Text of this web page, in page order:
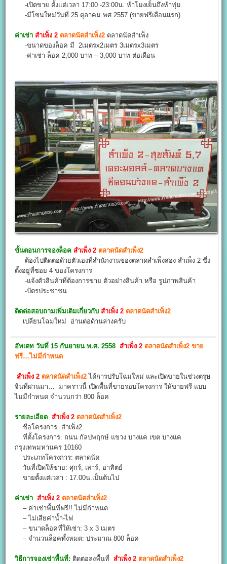
-เปิดขาย ตั้งแต่เวลา 17:00 -23:00น. ห้าโมงเย็นถึงห้าทุ่ม
-มีโซนใหม่วันที่ 25 ตุลาคม พศ.2557 (ขายฟรีเดือนแรก)
ค่าเช่า สำเพ็ง 2 ตลาดนัดสำเพ็ง2 ตลาดนัดสำเพ็ง
-ขนาดของล็อค มี 2เมตรx2เมตร 3เมตรx3เมตร
-ค่าเช่า ล็อค 2,000 บาท – 3,000 บาท ต่อเดือน
ขั้นตอนการจองล็อค สำเพ็ง 2 ตลาดนัดสำเพ็ง2
ต้องไปติดต่อด้วยตัวเองที่สำนักงานของตลาดสำเพ็งสอง สำเพ็ง 2 ซึ่ง
ตั้งอยู่ที่ซอย 4 ของโครงการ
-แจ้งตัวสินค้าที่ต้องการขาย ตัวอย่างสินค้า หรือ รูปภาพสินค้า
-บัตรประชาชน
ติดต่อสอบถามเพิ่มเติมเกี่ยวกับ สำเพ็ง 2 ตลาดนัดสำเพ็ง2
เปลี่ยนโฉมใหม่ อ่านต่อด้านล่างครับ
อัพเดท วันที่ 15 กันยายน พ.ศ. 2558สำเพ็ง 2 ตลาดนัดสำเพ็ง2 ขาย
ฟรี…ไม่มีกำหนด
สำเพ็ง 2 ตลาดนัดสำเพ็ง2 ได้การปรับโฉมใหม่ และเปิดขายในช่วงตรุษ
จีนที่ผ่านมา… มาคราวนี้ เปิดพื้นที่ขายรอบโครงการ ให้ขายฟรี แบบ
ไม่มีกำหนด จำนวนกว่า 800 ล็อค
รายละเอียดสำเพ็ง 2 ตลาดนัดสำเพ็ง2
ชื่อโครงการ: สำเพ็ง2
ที่ตั้งโครงการ: ถนน กัลปพฤกษ์ แขวง บางแค เขต บางแค
กรุงเทพมหานคร 10160
ประเภทโครงการ: ตลาดนัด
วันที่เปิดให้ขาย: ศุกร์, เสาร์, อาทิตย์
ขายตั้งแต่เวลา : 17.00น.เป็นต้นไป
ค่าเช่าสำเพ็ง 2 ตลาดนัดสำเพ็ง2
– ค่าเช่าพื้นที่ฟรี!! ไม่มีกำหนด
– ไม่เสียค่าน้ำ-ไฟ
– ขนาดล็อคที่ให้เช่า: 3 x 3 เมตร
– จำนวนล็อคทั้งหมด: ประมาณ 800 ล็อค
วิธีการจองเช่าพื้นที่: ติดต่อลงพื้นที่สำเพ็ง 2 ตลาดนัดสำเพ็ง2